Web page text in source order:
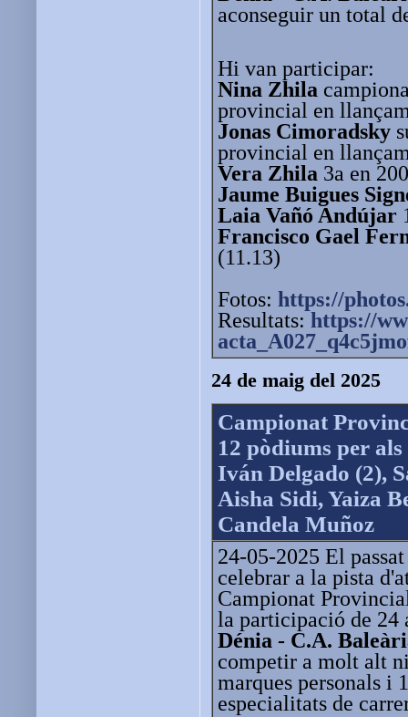
aconseguir un total
Hi van participar:
Nina Zhila
provincial en
Jonas Cimoradsky
provincial en
Vera Zhila 3a en
Jaume Buigues
Laia Vañó Andújar
Francisco Gael
(11.13)
Fotos: https://
Resultats: https://
24 de maig del 2025
Campionat
12 pòdiums per
Iván Delgado (2),
Aisha Sidi, Yaiza
Candela Muñoz
24-05-2025 El
celebrar a la pista
Campionat
la participació de 24
Dénia - C.A.
competir a molt alt
marques personals i
especialitats de